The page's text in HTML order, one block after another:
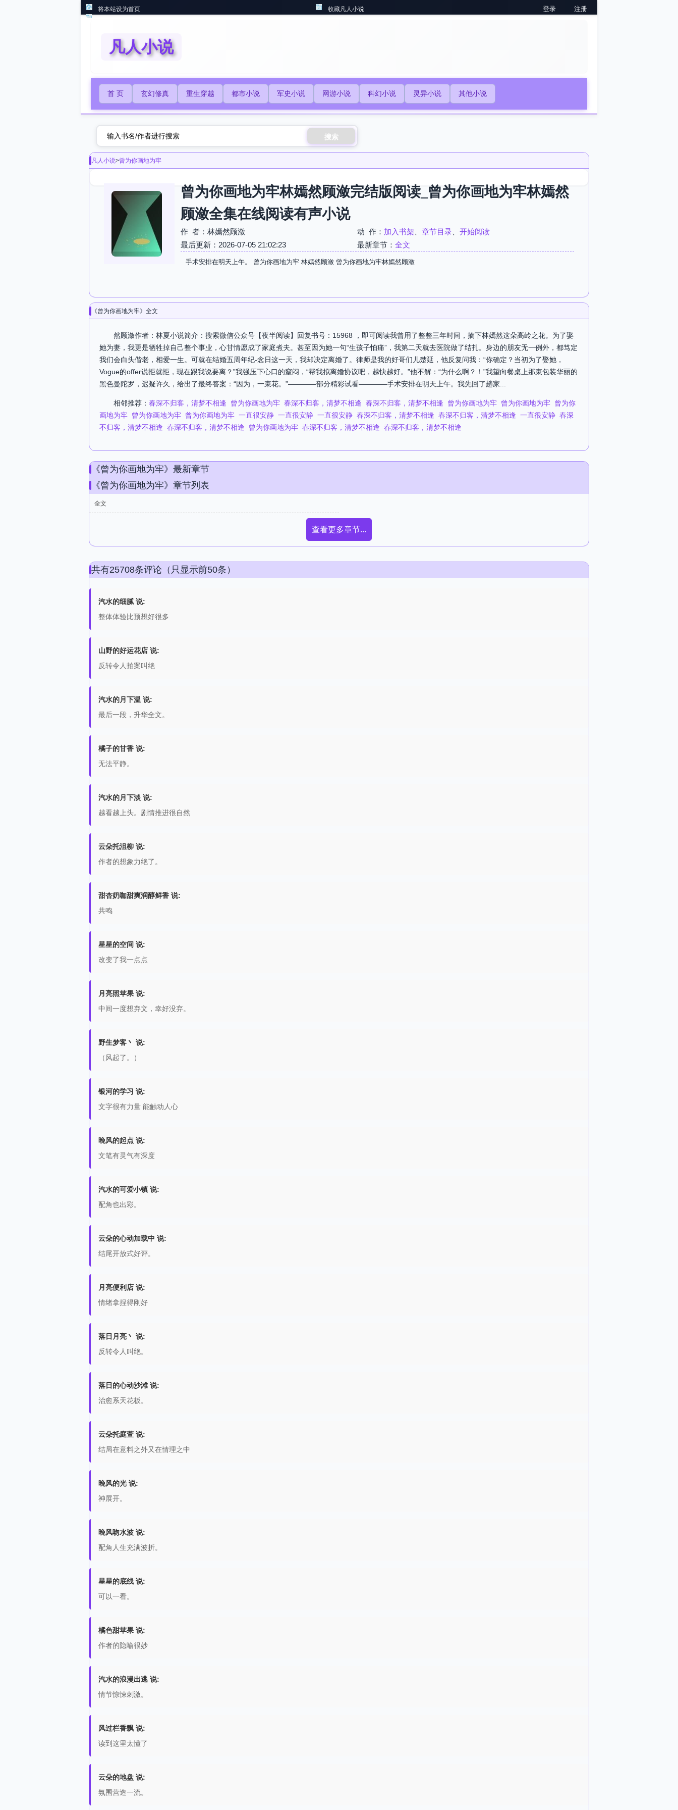
将本站设为首页 收藏凡人小说 登录 注册
凡人小说
首 页 玄幻修真 重生穿越 都市小说 军史小说 网游小说 科幻小说 灵异小说 其他小说
搜索
凡人小说>曾为你画地为牢
曾为你画地为牢林嫣然顾潋完结版阅读_曾为你画地为牢林嫣然
顾潋全集在线阅读有声小说
作 者：林嫣然顾潋 动 作： 加入书架 章节目录
开始阅读
最后更新：2026-07-05 21:02:23
最新章节： 全文
手术安排在明天上午。 曾为你画地为牢 林嫣然顾潋 曾为你画地为牢林嫣然顾潋
《曾为你画地为牢》全文
然顾潋作者：林夏小说简介：搜索微信公众号【夜半阅读】回复书号：15968 ，即可阅读我曾用了整整三年时间，摘下林嫣然这朵高岭之花。为了娶
她为妻，我更是牺牲掉自己整个事业，心甘情愿成了家庭煮夫。甚至因为她一句“生孩子怕痛”，我第二天就去医院做了结扎。身边的朋友无一例外，都笃定
我们会白头偕老，相爱一生。可就在结婚五周年纪-念日这一天，我却决定离婚了。律师是我的好哥们儿楚延，他反复问我：“你确定？当初为了娶她，
Vogue的offer说拒就拒，现在跟我说要离？”我强压下心口的窒闷，“帮我拟离婚协议吧，越快越好。”他不解：“为什么啊？！”我望向餐桌上那束包装华丽的
黑色曼陀罗，迟疑许久，给出了最终答案：“因为，一束花。”————部分精彩试看————手术安排在明天上午。我先回了趟家...
相邻推荐： 春深不归客，清梦不相逢 曾为你画地为牢 春深不归客，清梦不相逢 春深不归客，清梦不相逢 曾为你画地为牢 曾为你画地为牢 曾为你
画地为牢 曾为你画地为牢 曾为你画地为牢 一直很安静 一直很安静 一直很安静 春深不归客，清梦不相逢 春深不归客，清梦不相逢 一直很安静 春深
不归客，清梦不相逢 春深不归客，清梦不相逢 曾为你画地为牢 春深不归客，清梦不相逢 春深不归客，清梦不相逢
《曾为你画地为牢》最新章节
《曾为你画地为牢》章节列表
全文
查看更多章节...
共有25708条评论（只显示前50条）
汽水的细腻 说:
整体体验比预想好很多
山野的好运花店 说:
反转令人拍案叫绝
汽水的月下温 说:
最后一段，升华全文。
橘子的甘香 说:
无法平静。
汽水的月下淡 说:
越看越上头。剧情推进很自然
云朵托沮柳 说:
作者的想象力绝了。
甜杏奶咖甜爽润醇鲜香 说:
共鸣
星星的空间 说:
改变了我一点点
月亮照苹果 说:
中间一度想弃文，幸好没弃。
野生梦客丶 说:
（风起了。）
银河的学习 说:
文字很有力量 能触动人心
晚风的起点 说:
文笔有灵气有深度
汽水的可爱小镇 说:
配角也出彩。
云朵的心动加载中 说:
结尾开放式好评。
月亮便利店 说:
情绪拿捏得刚好
落日月亮丶 说:
反转令人叫绝。
落日的心动沙滩 说:
治愈系天花板。
云朵托庭萱 说:
结局在意料之外又在情理之中
晚风的光 说:
神展开。
晚风吻水波 说:
配角人生充满波折。
星星的底线 说:
可以一看。
橘色甜苹果 说:
作者的隐喻很妙
汽水的浪漫出逃 说:
情节惊悚刺激。
风过栏香飘 说:
读到这里太懂了
云朵的地盘 说:
氛围营造一流。